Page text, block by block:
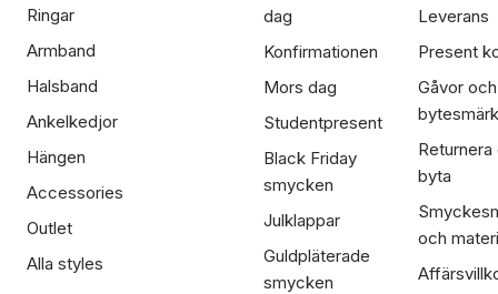
Ringar
Armband
Halsband
Ankelkedjor
Hängen
Accessories
Outlet
Alla styles
dag
Konfirmationen
Mors dag
Studentpresent
Black Friday
smycken
Julklappar
Guldpläterade
smycken
Leverans
Present
Gåvor och
Returnera
byta
och